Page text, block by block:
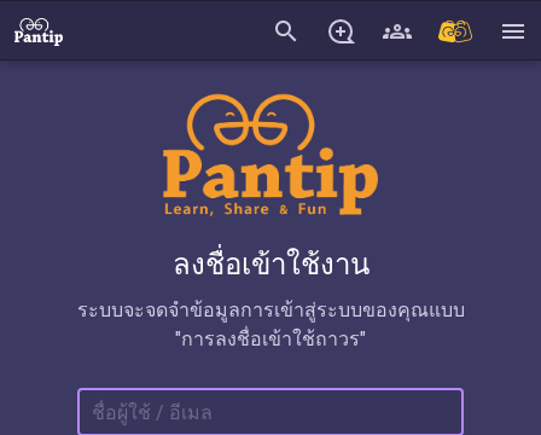
search menu
ลงชื่อเข้าใช้งาน
ระบบจะจดจำข้อมูลการเข้าสู่ระบบของคุณแบบ
"การลงชื่อเข้าใช้ถาวร"